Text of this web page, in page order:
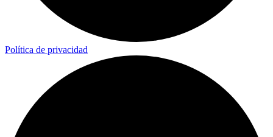
Política de privacidad